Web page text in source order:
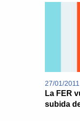
27/01/2011
La FER
subida